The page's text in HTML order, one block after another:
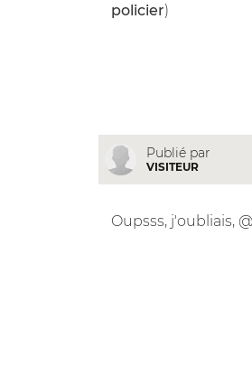
policier)
Publié par
VISITEUR
Oupsss, j'oubliais, @